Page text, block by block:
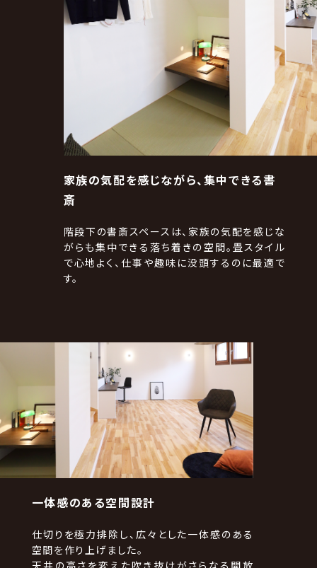
家族の気配を感じながら、集中できる書
斎
階段下の書斎スペースは、家族の気配を感じな
がらも集中できる落ち着きの空間。畳スタイル
で心地よく、仕事や趣味に没頭するのに最適で
す。
一体感のある空間設計
仕切りを極力排除し、広々とした一体感のある
空間を作り上げました。
天井の高さを変えた吹き抜けがさらなる開放